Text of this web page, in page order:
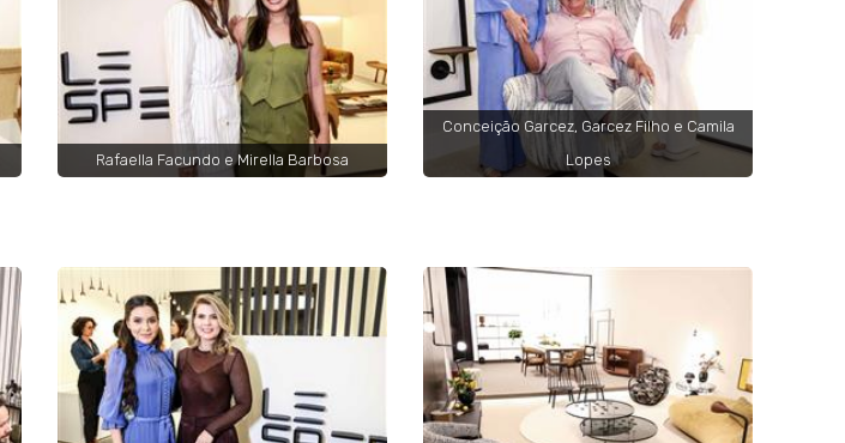
Rafaella Facundo e Mirella Barbosa
Conceição Garcez, Garcez Filho e Camila
Lopes